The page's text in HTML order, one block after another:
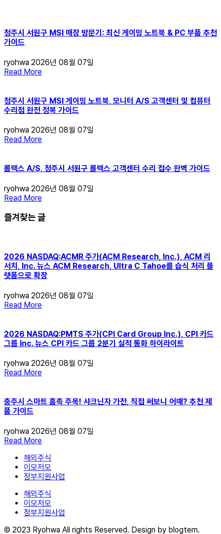
청주시 서원구 MSI 매장 방문기: 최신 게이밍 노트북 & PC 부품 추천
가이드
ryohwa 2026년 08월 07일
Read More
청주시 서원구 MSI 게이밍 노트북, 모니터 A/S 고객센터 및 컴퓨터
수리점 완전 정복 가이드
ryohwa 2026년 08월 07일
Read More
롤렉스 A/S, 청주시 서원구 롤렉스 고객센터 수리 접수 완벽 가이드
ryohwa 2026년 08월 07일
Read More
즐겨찾는 글
2026 NASDAQ:ACMR 주가(ACM Research, Inc.), ACM 리
서치, Inc. 뉴스 ACM Research, Ultra C Tahoe를 습식 처리 플
랫폼으로 확장
ryohwa 2026년 08월 07일
Read More
2026 NASDAQ:PMTS 주가(CPI Card Group Inc.), CPI 카드
그룹 Inc. 뉴스 CPI 카드 그룹 2분기 실적 통화 하이라이트
ryohwa 2026년 08월 07일
Read More
충주시 스마트 홈족 주목! 샤크닌자 가전, 직접 써보니 어때? 추천 제
품 가이드
ryohwa 2026년 08월 07일
Read More
해외주식
이모저모
정부지원사업
해외주식
이모저모
정부지원사업
© 2023 Ryohwa All rights Reserved. Design by blogtem.